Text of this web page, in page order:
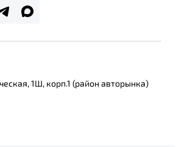
1Ш, корп.1 (район авторынка)